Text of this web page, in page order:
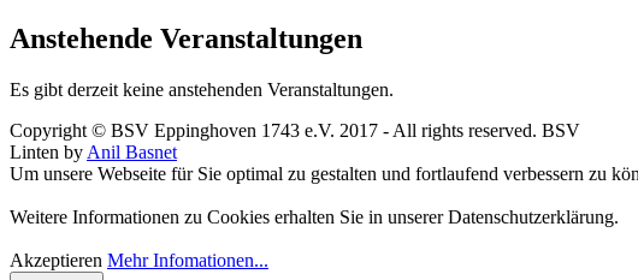
Anstehende Veranstaltungen
Es gibt derzeit keine anstehenden Veranstaltungen.
Copyright © BSV Eppinghoven 1743 e.V. 2017 - All rights reserved. BSV
Linten by Anil Basnet
Um unsere Webseite für Sie optimal zu gestalten und fortlaufend verbessern zu
Weitere Informationen zu Cookies erhalten Sie in unserer Datenschutzerklärung.
Akzeptieren Mehr Infomationen...